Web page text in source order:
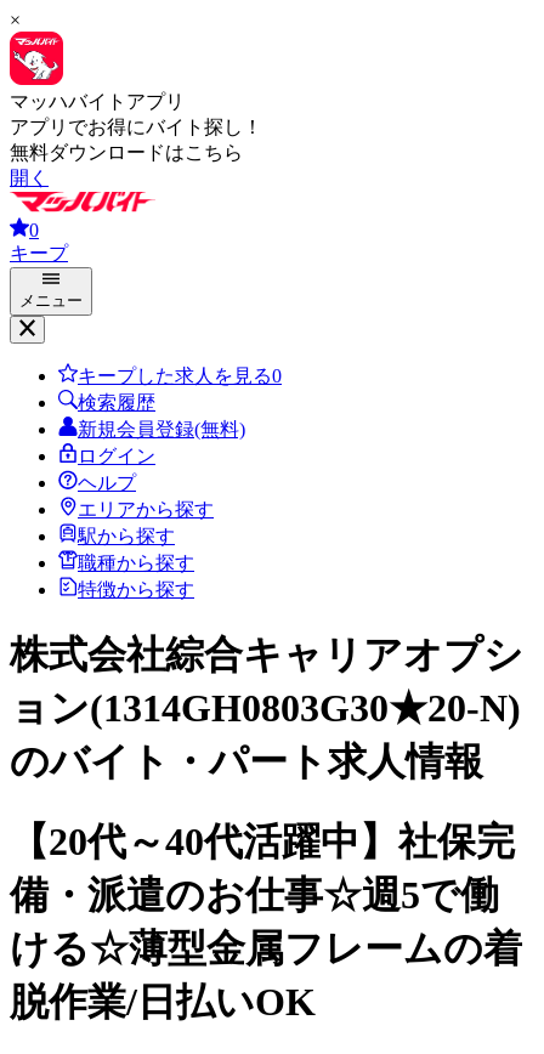
×
マッハバイトアプリ
アプリでお得にバイト探し！
無料ダウンロードはこちら
開く
0
キープ
メニュー
キープした求人を見る0
検索履歴
新規会員登録(無料)
ログイン
ヘルプ
エリアから探す
駅から探す
職種から探す
特徴から探す
株式会社綜合キャリアオプシ
ョン(1314GH0803G30★20-N)
のバイト・パート求人情報
【20代～40代活躍中】社保完
備・派遣のお仕事☆週5で働
ける☆薄型金属フレームの着
脱作業/日払いOK